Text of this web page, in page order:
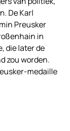
De Karl
Preusker
in
die later de
zou worden.
medaille